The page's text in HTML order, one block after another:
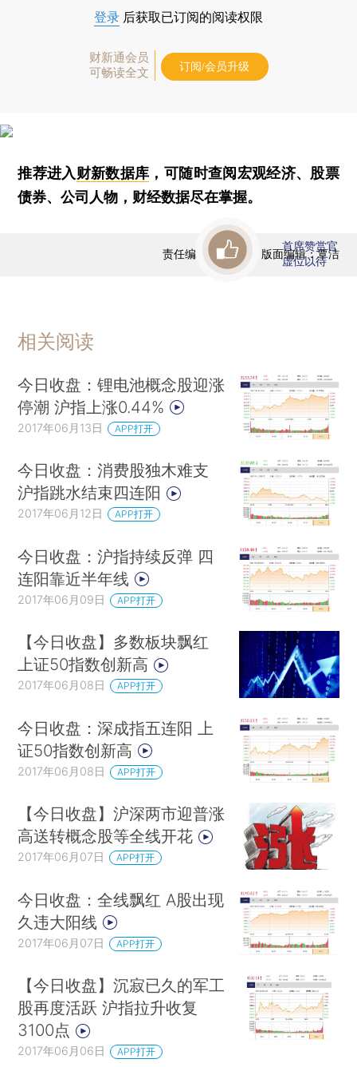
登录 后获取已订阅的阅读权限
财新通会员
可畅读全文
订阅/会员升级
推荐进入财新数据库 ，可随时查阅宏观经济、股票
债券、公司人物，财经数据尽在掌握。
责任编辑：曹文姣 | 版面编辑：覃洁
首席赞赏官
虚位以待
相关阅读
今日收盘：锂电池概念股迎涨
停潮 沪指上涨0.44%
2017年06月13日 APP打开
今日收盘：消费股独木难支
沪指跳水结束四连阳
2017年06月12日 APP打开
今日收盘：沪指持续反弹 四
连阳靠近半年线
2017年06月09日 APP打开
【今日收盘】多数板块飘红
上证50指数创新高
2017年06月08日 APP打开
今日收盘：深成指五连阳 上
证50指数创新高
2017年06月08日 APP打开
【今日收盘】沪深两市迎普涨
高送转概念股等全线开花
2017年06月07日 APP打开
今日收盘：全线飘红 A股出现
久违大阳线
2017年06月07日 APP打开
【今日收盘】沉寂已久的军工
股再度活跃 沪指拉升收复
3100点
2017年06月06日 APP打开